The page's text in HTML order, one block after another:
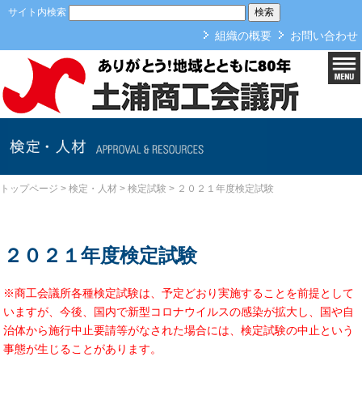
本文へ
サイト内検索
組織の概要 お問い合わせ
検定・人材
トップページ > 検定・人材 > 検定試験 > ２０２１年度検定試験
２０２１年度検定試験
※商工会議所各種検定試験は、予定どおり実施することを前提として
いますが、今後、国内で新型コロナウイルスの感染が拡大し、国や自
治体から施行中止要請等がなされた場合には、検定試験の中止という
事態が生じることがあります。